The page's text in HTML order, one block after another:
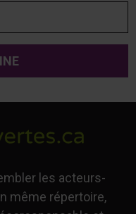
les acteurs-
même répertoire,